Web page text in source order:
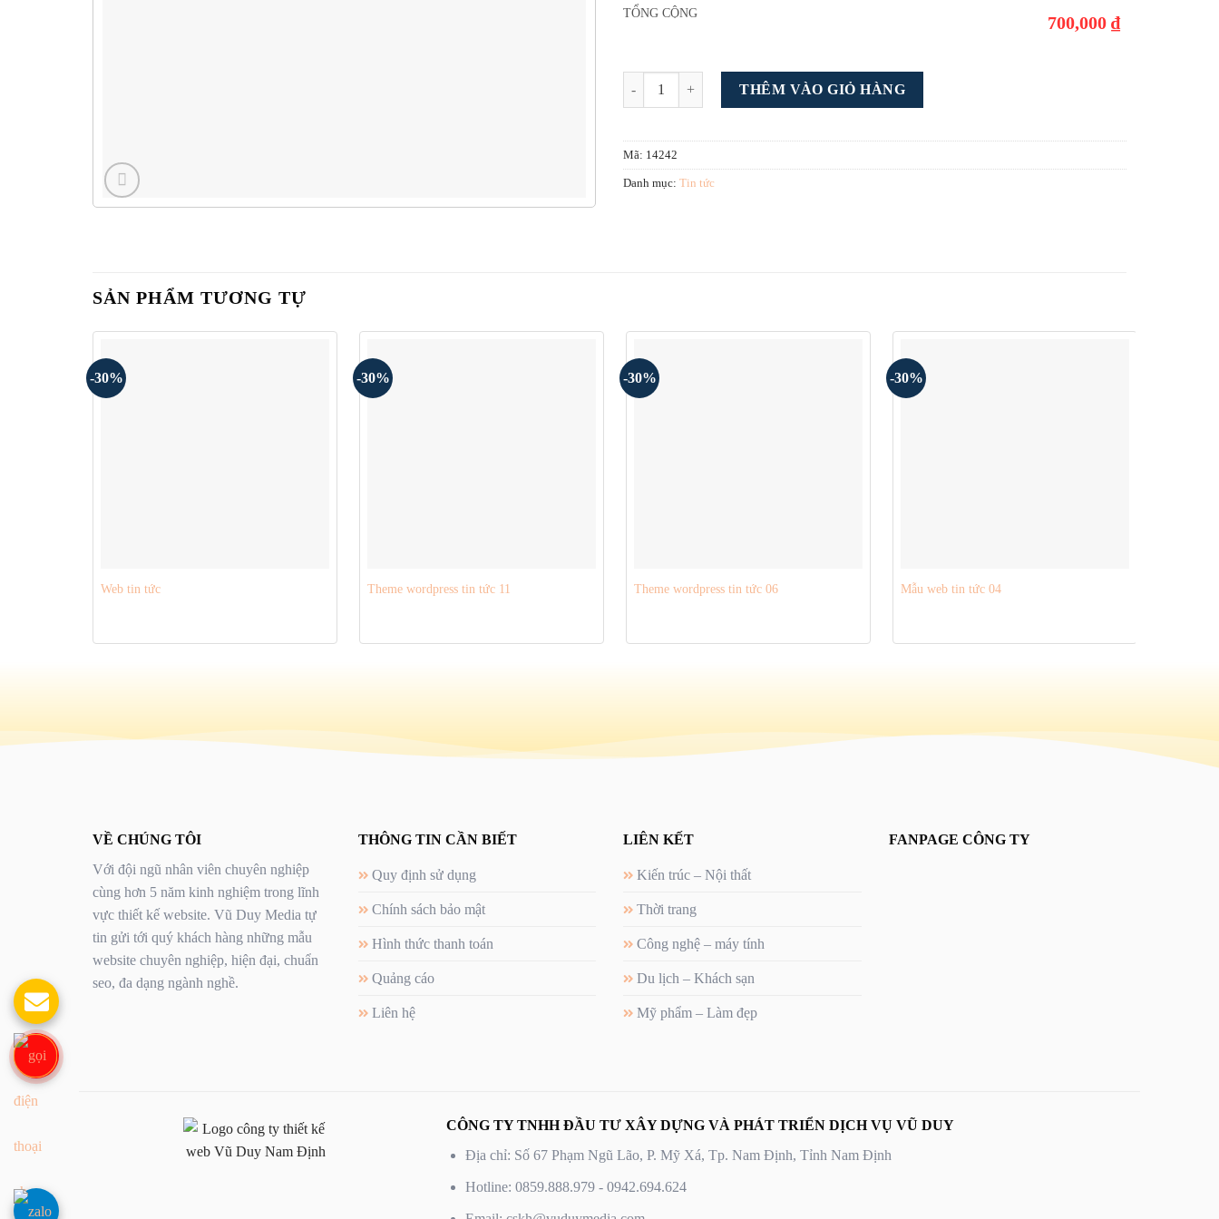
TỔNG CỘNG 700,000 ₫
Theme wordpress tin tức 17 số lượng
THÊM VÀO GIỎ HÀNG
Mã: 14242
Danh mục: Tin tức
SẢN PHẨM TƯƠNG TỰ
-30%
Web tin tức
-30%
Theme wordpress tin tức 11
-30%
Theme wordpress tin tức 06
-30%
Mẫu web tin tức 04
VỀ CHÚNG TÔI
Với đội ngũ nhân viên chuyên nghiệp
cùng hơn 5 năm kinh nghiệm trong lĩnh
vực thiết kế website. Vũ Duy Media tự
tin gửi tới quý khách hàng những mẫu
website chuyên nghiệp, hiện đại, chuẩn
seo, đa dạng ngành nghề.
THÔNG TIN CẦN BIẾT
Quy định sử dụng
Chính sách bảo mật
Hình thức thanh toán
Quảng cáo
Liên hệ
LIÊN KẾT
Kiến trúc – Nội thất
Thời trang
Công nghệ – máy tính
Du lịch – Khách sạn
Mỹ phẩm – Làm đẹp
FANPAGE CÔNG TY
CÔNG TY TNHH ĐẦU TƯ XÂY DỰNG VÀ PHÁT TRIỂN DỊCH VỤ VŨ DUY
Địa chỉ: Số 67 Phạm Ngũ Lão, P. Mỹ Xá, Tp. Nam Định, Tỉnh Nam Định
Hotline: 0859.888.979 - 0942.694.624